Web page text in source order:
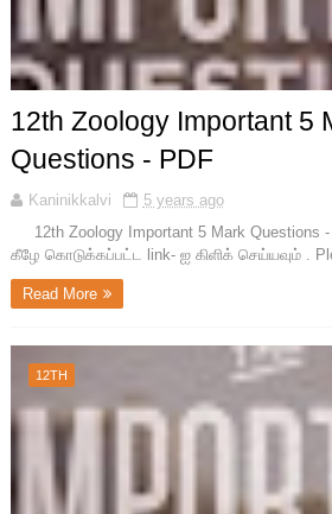
12th Zoology Important 5
Questions - PDF
Kaninikkalvi
5 years ago
12th Zoology Important 5 Mark Questions
கீழே கொடுக்கப்பட்ட link- ஐ கிளிக் செய்யவும் .
Read More
12TH